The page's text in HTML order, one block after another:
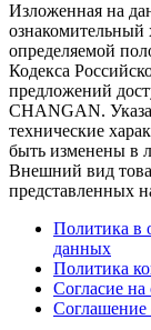
Изложенная на
ознакомительный
определяемой
Кодекса
предложений
CHANGAN.
технические
быть изменены в
Внешний вид
представленных
Политика в
данных
Политика
Согласие
Соглашение